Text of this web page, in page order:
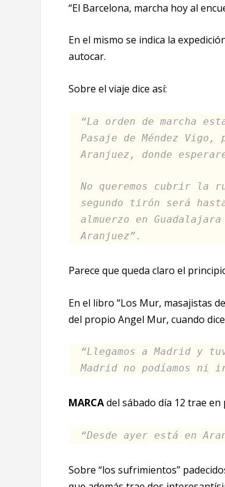
“El Barcelona, marcha hoy al
En el mismo se indica la
autocar.
Sobre el viaje dice así:
“La orden de marcha
Pasaje de Méndez
Aranjuez, donde
No queremos cubrir la
segundo tirón será
almuerzo en
Aranjuez”.
Parece que queda claro el
En el libro “Los Mur, masajistas
del propio Angel Mur, cuando
“Llegamos a Madrid y
Madrid no podíamos
MARCAdel sábado día 12 trae
“Desde ayer está en
Sobre “los sufrimientos”